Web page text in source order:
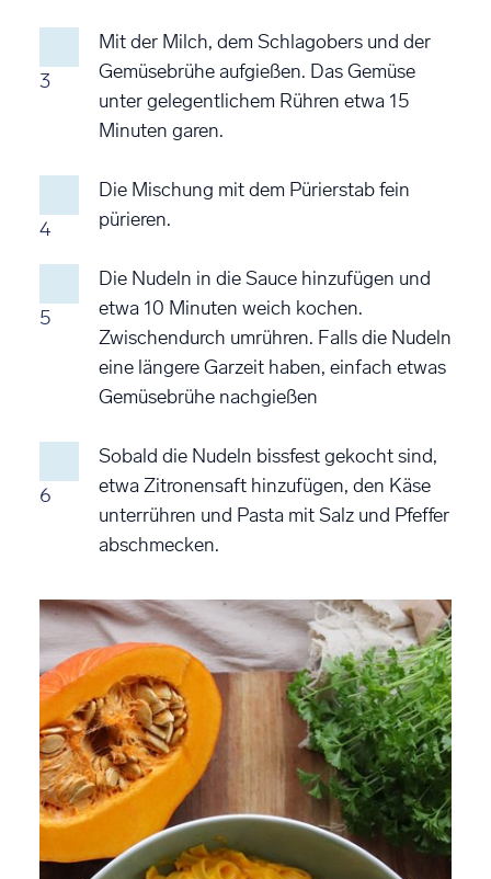
3
Mit der Milch, dem Schlagobers und der
Gemüsebrühe aufgießen. Das Gemüse
unter gelegentlichem Rühren etwa 15
Minuten garen.
4
Die Mischung mit dem Pürierstab fein
pürieren.
5
Die Nudeln in die Sauce hinzufügen und
etwa 10 Minuten weich kochen.
Zwischendurch umrühren. Falls die Nudeln
eine längere Garzeit haben, einfach etwas
Gemüsebrühe nachgießen
6
Sobald die Nudeln bissfest gekocht sind,
etwa Zitronensaft hinzufügen, den Käse
unterrühren und Pasta mit Salz und Pfeffer
abschmecken.